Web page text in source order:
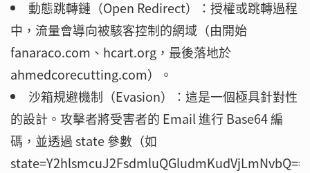
動態跳轉鏈（Open Redirect）：授權或跳轉過程
中，流量會導向被駭客控制的網域（由開始
fanaraco.com、hcart.org，最後落地於
ahmedcorecutting.com）。
沙箱規避機制（Evasion）：這是一個極具針對性
的設計。攻擊者將受害者的 Email 進行 Base64 編
碼，並透過 state 參數（如